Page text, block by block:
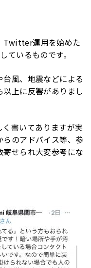
Twitter運用を始めた
ているものです。
風、地震などによる
上に反響がありまし
書いてありますが実
のアドバイス等、参
せられ大変参考にな